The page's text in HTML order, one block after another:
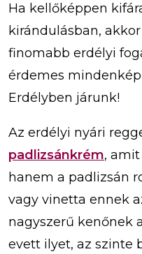
Ha kellőképpen
kirándulásban,
finomabb erdélyi
érdemes
Erdélyben járunk!
Az erdélyi nyári
padlizsánkrém,
hanem a padlizsán
vagy vinetta ennek
nagyszerű kenőnek
evett ilyet, az szinte